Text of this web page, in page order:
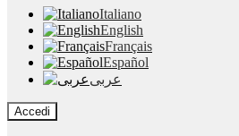
Italiano
English
Français
Español
عربى
Accedi